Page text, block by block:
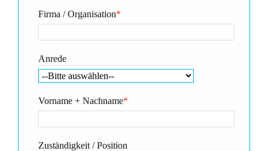
*
Firma / Organisation
Anrede
*
Vorname + Nachname
Zuständigkeit / Position